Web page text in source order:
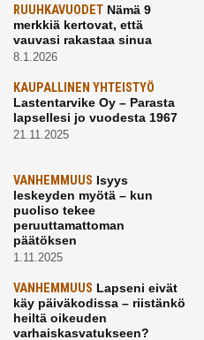
RUUHKAVUODET Nämä 9
merkkiä kertovat, että
vauvasi rakastaa sinua
8.1.2026
KAUPALLINEN YHTEISTYÖ
Lastentarvike Oy – Parasta
lapsellesi jo vuodesta 1967
21.11.2025
VANHEMMUUS Isyys
leskeyden myötä – kun
puoliso tekee
peruuttamattoman
päätöksen
1.11.2025
VANHEMMUUS Lapseni eivät
käy päiväkodissa – riistänkö
heiltä oikeuden
varhaiskasvatukseen?